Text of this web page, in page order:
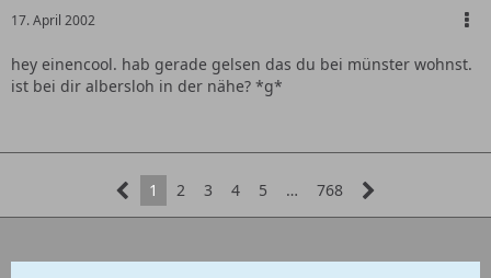
17. April 2002
hey einencool. hab gerade gelsen das du bei münster wohnst.
ist bei dir albersloh in der nähe? *g*
1 2 3 4 5 … 768